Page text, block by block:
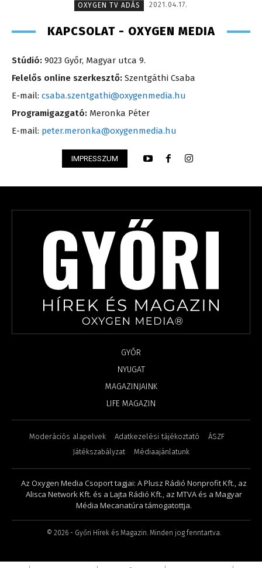
OXYGEN TV ADÁS
2021.04.17.
KAPCSOLAT - OXYGEN MEDIA
Stúdió: 9023 Győr, Magyar utca 9.
Felelős online szerkesztő: Szentgáthi Csaba
E-mail: csaba.szentgathi@oxygenmedia.hu
Programigazgató: Meronka Péter
E-mail: peter.meronka@oxygenmedia.hu
IMPRESSZUM
GYŐR
NYUGAT
MAGAZINJAINK
LIFE MAGAZIN
Moderációs alapelvek Adatkezelési tájékoztató
ÁSZF
Játékszabályzat
Médiaajánlatunk
Az Oxygen Media Csoport tagjai: A Plusz Rádió Nonprofit Kft., az
Alisca Network Kft. és a Lajta Rádió Kft., az MTVA és a Magyar
Média Mecanatúra támogatottja.
© 2026 - Győri Hírek és Magazin. Minden jog fenntartva.